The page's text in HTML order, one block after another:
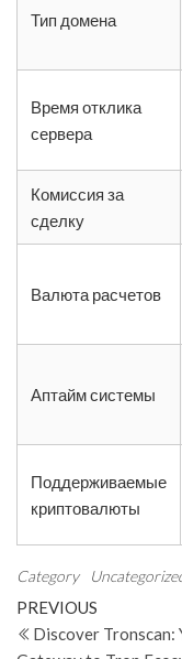
Тип домена
Время отклика
сервера
Комиссия за
сделку
Валюта расчетов
Аптайм системы
Поддерживаемые
криптовалюты
Category
Post
navigation
Previous
Post
PREVIOUS
Discover Tronscan: